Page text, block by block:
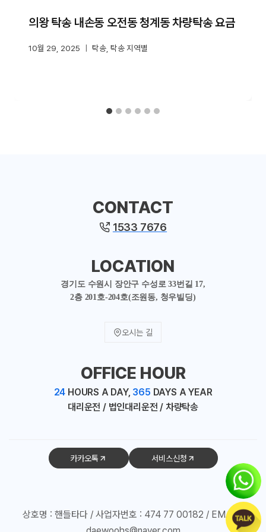
의왕 탁송 내손동 오전동 청계동 차량탁송 요금
10월 29, 2025 탁송 탁송 지역별
CONTACT
1533 7676
LOCATION
경기도 수원시 장안구 수성로 33번길 17,
2층 201호-204호(조원동, 청우빌딩)
오시는 길
OFFICE HOUR
24 HOURS A DAY, 365 DAYS A YEAR
대리운전 / 법인대리운전 / 차량탁송
카카오톡 서비스신청
상호명 : 핸들타다 / 사업자번호 : 474 77 00182 / EMAIL :